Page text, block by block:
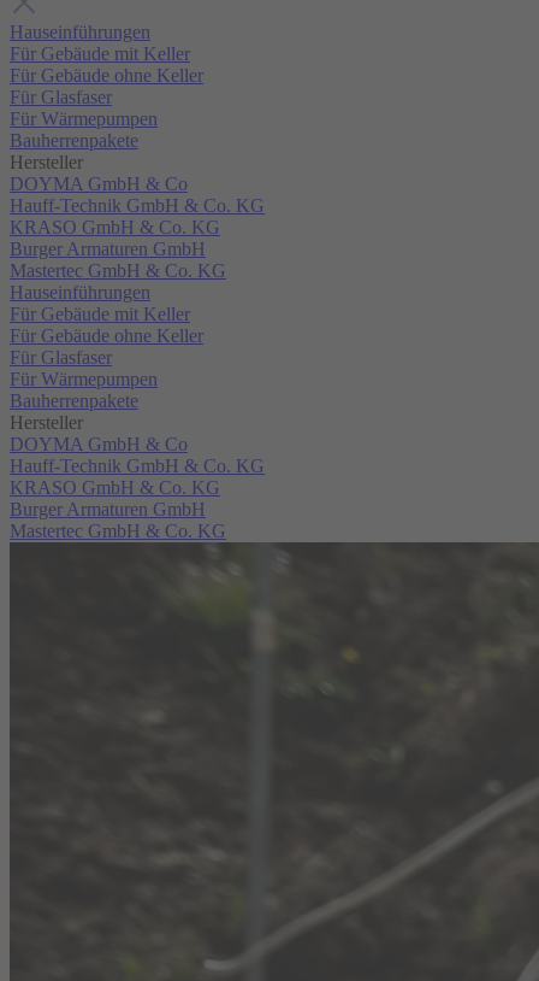
Hauseinführungen
Für Gebäude mit Keller
Für Gebäude ohne Keller
Für Glasfaser
Für Wärmepumpen
Bauherrenpakete
Hersteller
DOYMA GmbH & Co
Hauff-Technik GmbH & Co. KG
KRASO GmbH & Co. KG
Burger Armaturen GmbH
Mastertec GmbH & Co. KG
Hauseinführungen
Für Gebäude mit Keller
Für Gebäude ohne Keller
Für Glasfaser
Für Wärmepumpen
Bauherrenpakete
Hersteller
DOYMA GmbH & Co
Hauff-Technik GmbH & Co. KG
KRASO GmbH & Co. KG
Burger Armaturen GmbH
Mastertec GmbH & Co. KG